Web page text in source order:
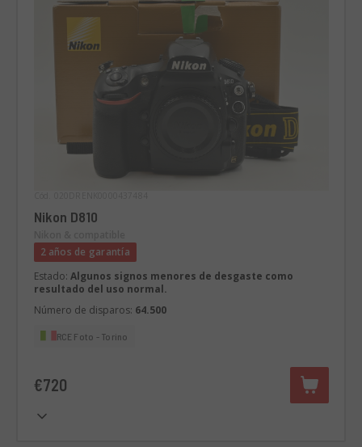
Nikon D810
2 años de garantía
Estado: Algunos signos menores de desgaste como
resultado del uso normal.
Número de disparos: 64.500
RCE Foto - Torino
€720